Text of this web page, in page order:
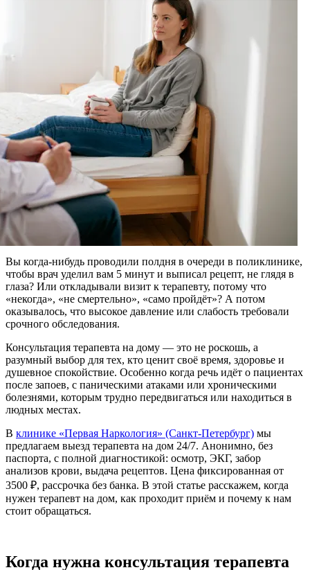
Вы когда‑нибудь проводили полдня в очереди в поликлинике,
чтобы врач уделил вам 5 минут и выписал рецепт, не глядя в
глаза? Или откладывали визит к терапевту, потому что
«некогда», «не смертельно», «само пройдёт»? А потом
оказывалось, что высокое давление или слабость требовали
срочного обследования.
Консультация терапевта на дому — это не роскошь, а
разумный выбор для тех, кто ценит своё время, здоровье и
душевное спокойствие. Особенно когда речь идёт о пациентах
после запоев, с паническими атаками или хроническими
болезнями, которым трудно передвигаться или находиться в
людных местах.
В клинике «Первая Наркология» (Санкт‑Петербург) мы
предлагаем выезд терапевта на дом 24/7. Анонимно, без
паспорта, с полной диагностикой: осмотр, ЭКГ, забор
анализов крови, выдача рецептов. Цена фиксированная от
3500 ₽, рассрочка без банка. В этой статье расскажем, когда
нужен терапевт на дом, как проходит приём и почему к нам
стоит обращаться.
Когда нужна консультация терапевта